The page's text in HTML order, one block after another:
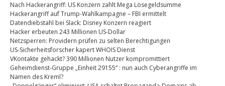
Nach Hackerangriff: US Konzern zahlt Mega Lösegeldsumme
Hackerangriff auf Trump-Wahlkampagne – FBI ermittelt
Datendiebstahl bei Slack: Disney Konzern reagiert
Hacker erbeuten 243 Millionen US-Dollar
Netzsperren: Providern prüfen zu selten Berechtigungen
US-Sicherheitsforscher kapert WHOIS Dienst
VKontakte gehackt? 390 Millionen Nutzer kompromittiert
Geheimdienst-Gruppe „Einheit 29155“ : nun auch Cyberangriffe im
Namen des Kreml?